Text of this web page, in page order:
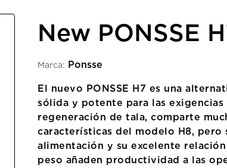
New PONSSE
Marca: Ponsse
El nuevo PONSSE H7 es una
sólida y potente para las exigencias
regeneración de tala, comparte
características del modelo H8, pero
alimentación y su excelente
peso añaden productividad a las